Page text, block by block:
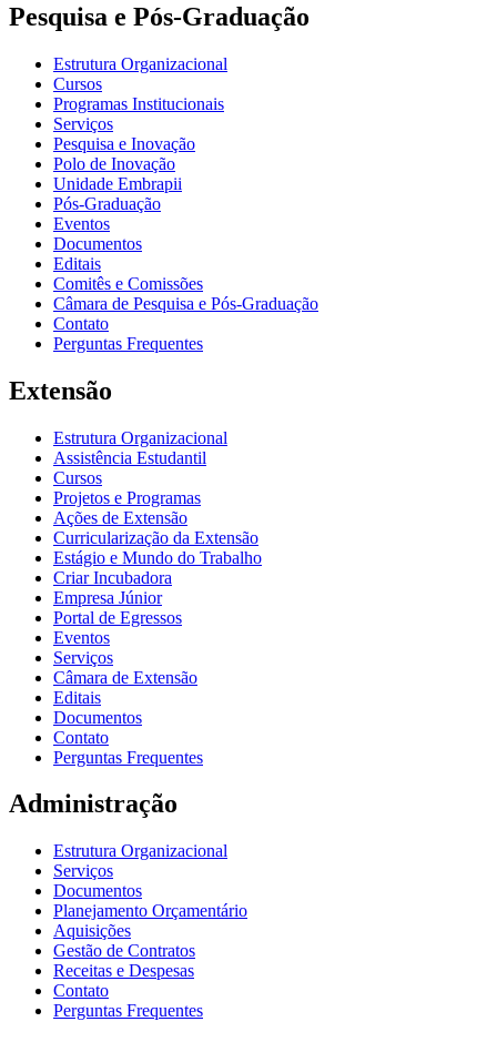
Pesquisa e Pós-Graduação
Estrutura Organizacional
Cursos
Programas Institucionais
Serviços
Pesquisa e Inovação
Polo de Inovação
Unidade Embrapii
Pós-Graduação
Eventos
Documentos
Editais
Comitês e Comissões
Câmara de Pesquisa e Pós-Graduação
Contato
Perguntas Frequentes
Extensão
Estrutura Organizacional
Assistência Estudantil
Cursos
Projetos e Programas
Ações de Extensão
Curricularização da Extensão
Estágio e Mundo do Trabalho
Criar Incubadora
Empresa Júnior
Portal de Egressos
Eventos
Serviços
Câmara de Extensão
Editais
Documentos
Contato
Perguntas Frequentes
Administração
Estrutura Organizacional
Serviços
Documentos
Planejamento Orçamentário
Aquisições
Gestão de Contratos
Receitas e Despesas
Contato
Perguntas Frequentes